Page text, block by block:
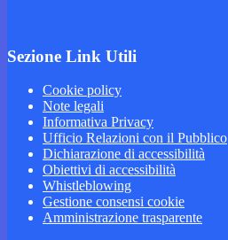
Sezione Link Utili
Cookie policy
Note legali
Informativa Privacy
Ufficio Relazioni con il Pubblico
Dichiarazione di accessibilità
Obiettivi di accessibilità
Whistleblowing
Gestione consensi cookie
Amministrazione trasparente